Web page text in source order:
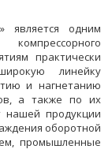
является одним
практически
линейку
и нагнетанию
а также по их
нашей продукции
оборотной
промышленные